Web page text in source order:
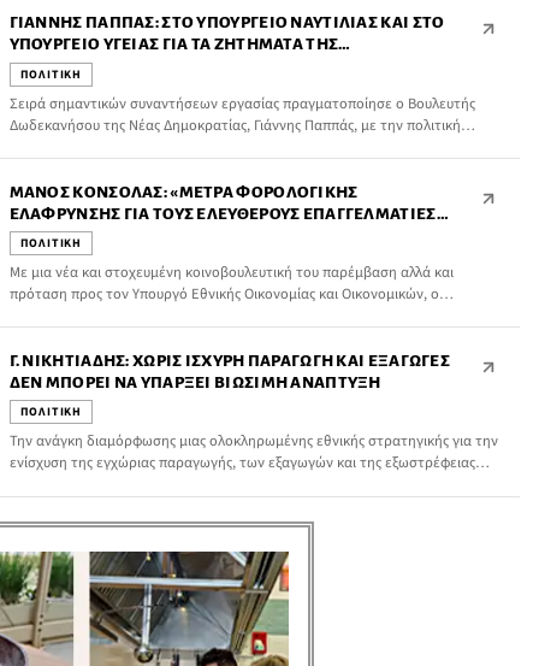
ΓΙΆΝΝΗΣ ΠΑΠΠΆΣ: ΣΤΟ ΥΠΟΥΡΓΕΊΟ ΝΑΥΤΙΛΊΑΣ ΚΑΙ ΣΤΟ
ΥΠΟΥΡΓΕΊΟ ΥΓΕΊΑΣ ΓΙΑ ΤΑ ΖΗΤΉΜΑΤΑ ΤΗΣ
ΝΗΣΙΩΤΙΚΌΤΗΤΑΣ ΚΑΙ ΤΗΣ ΔΗΜΌΣΙΑΣ ΥΓΕΊΑΣ
ΠΟΛΙΤΙΚΗ
Σειρά σημαντικών συναντήσεων εργασίας πραγματοποίησε ο Βουλευτής
Δωδεκανήσου της Νέας Δημοκρατίας, Γιάννης Παππάς, με την πολιτική
μεταφορές και την ενίσχυση των δομών υγείας στα νησιά της Δωδεκανήσου.
ΜΆΝΟΣ ΚΌΝΣΟΛΑΣ: «ΜΈΤΡΑ ΦΟΡΟΛΟΓΙΚΉΣ
ΕΛΆΦΡΥΝΣΗΣ ΓΙΑ ΤΟΥΣ ΕΛΕΎΘΕΡΟΥΣ ΕΠΑΓΓΕΛΜΑΤΊΕΣ
ΣΤΙΣ ΝΗΣΙΩΤΙΚΈΣ ΠΕΡΙΟΧΈΣ»
ΠΟΛΙΤΙΚΗ
Με μια νέα και στοχευμένη κοινοβουλευτική του παρέμβαση αλλά και
πρόταση προς τον Υπουργό Εθνικής Οικονομίας και Οικονομικών, ο
αυτοαπασχολούμενους και επιχειρήσεις στις νησιωτικές περιοχές.
Γ. ΝΙΚΗΤΙΆΔΗΣ: ΧΩΡΊΣ ΙΣΧΥΡΉ ΠΑΡΑΓΩΓΉ ΚΑΙ ΕΞΑΓΩΓΈΣ
ΔΕΝ ΜΠΟΡΕΊ ΝΑ ΥΠΆΡΞΕΙ ΒΙΏΣΙΜΗ ΑΝΆΠΤΥΞΗ
ΠΟΛΙΤΙΚΗ
Την ανάγκη διαμόρφωσης μιας ολοκληρωμένης εθνικής στρατηγικής για την
ενίσχυση της εγχώριας παραγωγής, των εξαγωγών και της εξωστρέφειας
ΠΑΣΟΚ με το προεδρείο του Πανελλήνιου Συνδέσμου Εξαγωγέων.